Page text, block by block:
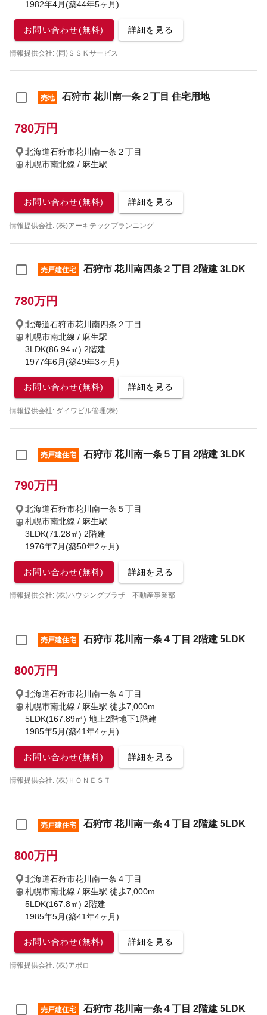
1982年4月(築44年5ヶ月)
お問い合わせ(無料) 詳細を見る
情報提供会社: (同)ＳＳＫサービス
売地 石狩市 花川南一条２丁目 住宅用地
780万円
北海道石狩市花川南一条２丁目
札幌市南北線 / 麻生駅
お問い合わせ(無料) 詳細を見る
情報提供会社: (株)アーキテックプランニング
売戸建住宅 石狩市 花川南四条２丁目 2階建 3LDK
780万円
北海道石狩市花川南四条２丁目
札幌市南北線 / 麻生駅
3LDK(86.94㎡) 2階建
1977年6月(築49年3ヶ月)
お問い合わせ(無料) 詳細を見る
情報提供会社: ダイワビル管理(株)
売戸建住宅 石狩市 花川南一条５丁目 2階建 3LDK
790万円
北海道石狩市花川南一条５丁目
札幌市南北線 / 麻生駅
3LDK(71.28㎡) 2階建
1976年7月(築50年2ヶ月)
お問い合わせ(無料) 詳細を見る
情報提供会社: (株)ハウジングプラザ 不動産事業部
売戸建住宅 石狩市 花川南一条４丁目 2階建 5LDK
800万円
北海道石狩市花川南一条４丁目
札幌市南北線 / 麻生駅 徒歩7,000m
5LDK(167.89㎡) 地上2階地下1階建
1985年5月(築41年4ヶ月)
お問い合わせ(無料) 詳細を見る
情報提供会社: (株)ＨＯＮＥＳＴ
売戸建住宅 石狩市 花川南一条４丁目 2階建 5LDK
800万円
北海道石狩市花川南一条４丁目
札幌市南北線 / 麻生駅 徒歩7,000m
5LDK(167.8㎡) 2階建
1985年5月(築41年4ヶ月)
お問い合わせ(無料) 詳細を見る
情報提供会社: (株)アポロ
売戸建住宅 石狩市 花川南一条４丁目 2階建 5LDK